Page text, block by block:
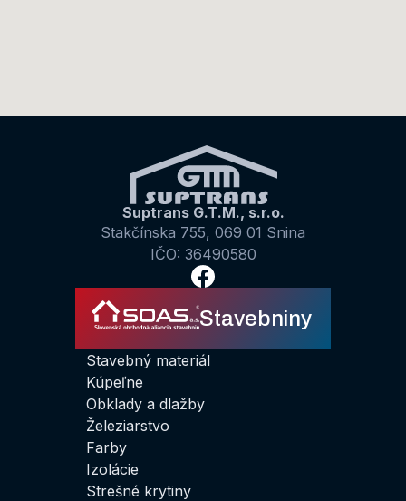
Suptrans G.T.M., s.r.o.
Stakčínska 755, 069 01 Snina
IČO: 36490580
Stavebniny
Stavebný materiál
Kúpeľne
Obklady a dlažby
Železiarstvo
Farby
Izolácie
Strešné krytiny